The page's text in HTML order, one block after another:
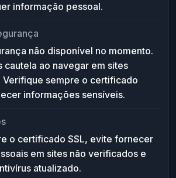
informação pessoal.
não disponível no momento.
cautela ao navegar em sites
Verifique sempre o certificado
informações sensíveis.
o certificado SSL, evite fornecer
em sites não verificados e
atualizado.